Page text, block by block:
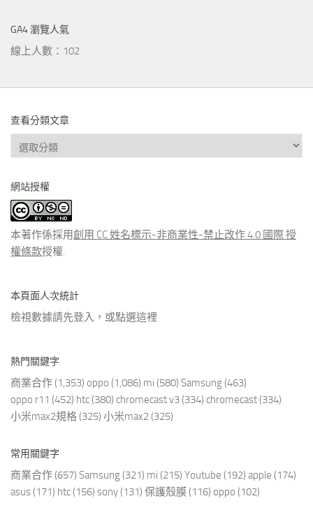
GA4 瀏覽人氣
線上人數：102
查看分類文章
查
看
類
文
章
網站授權
本著作係採用創用 CC 姓名標示-非商業性-禁止改作 4.0 國際 授
權條款授權.
本頁面人次統計
檢視數據請先登入，或點選這裡
熱門關鍵字
商業合作 (1,353) oppo (1,086) mi (580) Samsung (463)
oppo r11 (452) htc (380) chromecast v3 (334) chromecast (334)
小米max2規格 (325) 小米max2 (325)
常用關鍵字
商業合作 (657) Samsung (321) mi (215) Youtube (192) apple (174)
asus (171) htc (156) sony (131) 保護殼膜 (116) oppo (102)